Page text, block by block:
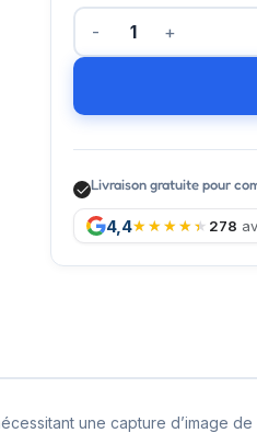
Livraison gratuite pour
4,4 278
une capture d’image